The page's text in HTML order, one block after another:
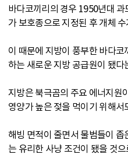
바다코끼리의 경우 1950년대
가 보호종으로 지정된 후 개체
이 때문에 지방이 풍부한 바다
하는 새로운 지방 공급원이 됐다
지방은 북극곰의 주요 에너지원
영양가 높은 젖을 먹이기 위해서
해빙 면적이 줄면서 물범들이 좁
는 유리한 사냥 조건이 됐을 것